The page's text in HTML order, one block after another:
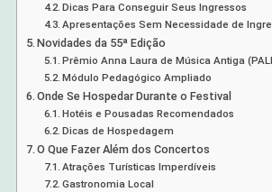
Dicas Para Conseguir Seus Ingressos
Apresentações Sem Necessidade de
Novidades da 55ª Edição
Prêmio Anna Laura de Música Antiga
Módulo Pedagógico Ampliado
Onde Se Hospedar Durante o Festival
Hotéis e Pousadas Recomendados
Dicas de Hospedagem
O Que Fazer Além dos Concertos
Atrações Turísticas Imperdíveis
Gastronomia Local